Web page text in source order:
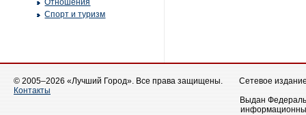
Отношения
Спорт и туризм
© 2005–2026 «Лучший Город». Все права защищены.
Контакты
Сетевое
Выдан